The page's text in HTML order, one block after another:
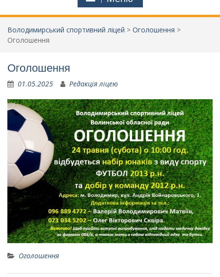
Володимирський спортивний ліцей > Оголошення >
Оголошення
Оголошення
01.05.2025 Редакція ліцею
Оголошення